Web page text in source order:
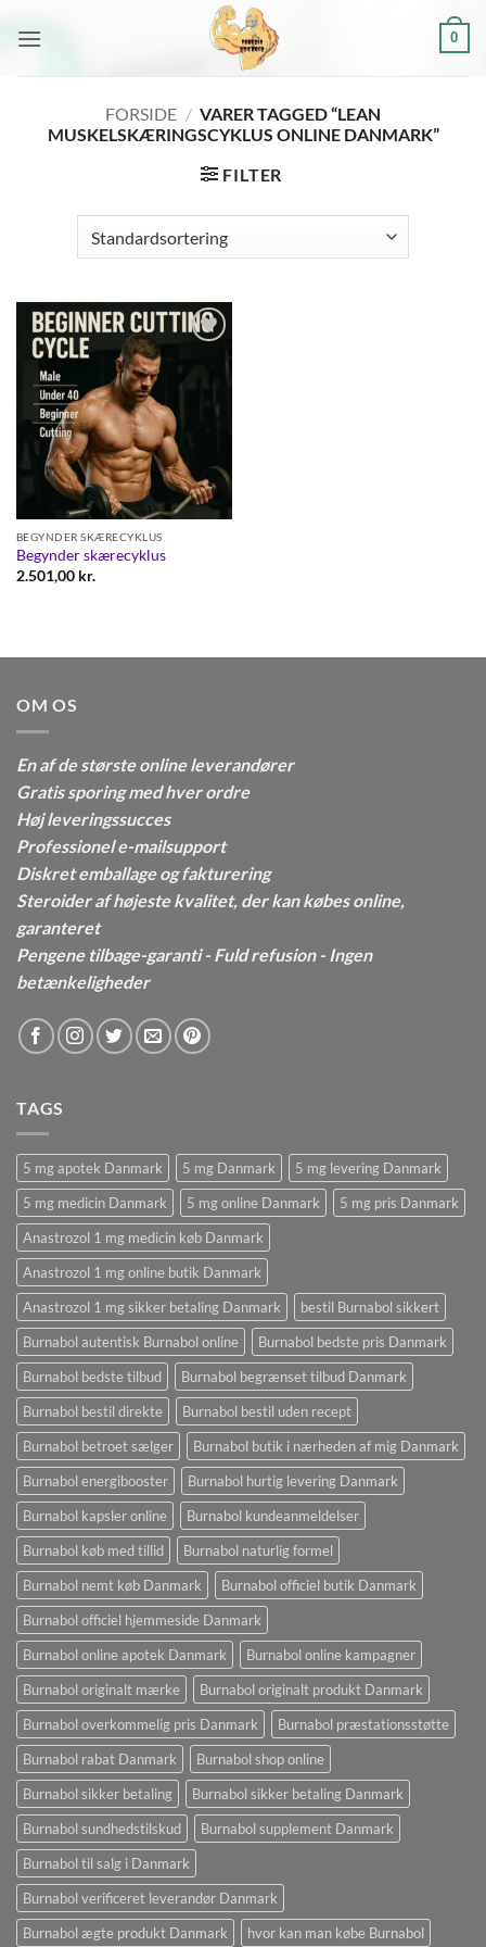
0
FORSIDE / VARER TAGGED “LEAN
MUSKELSKÆRINGSCYKLUS ONLINE DANMARK”
FILTER
BEGYNDER SKÆRECYKLUS
Begynder skærecyklus
2.501,00 kr.
OM OS
En af de største online leverandører
Gratis sporing med hver ordre
Høj leveringssucces
Professionel e-mailsupport
Diskret emballage og fakturering
Steroider af højeste kvalitet, der kan købes online,
garanteret
Pengene tilbage-garanti - Fuld refusion - Ingen
betænkeligheder
TAGS
5 mg apotek Danmark 5 mg Danmark
5 mg levering Danmark
5 mg medicin Danmark
5 mg online Danmark
5 mg pris Danmark
Anastrozol 1 mg medicin køb Danmark
Anastrozol 1 mg online butik Danmark
Anastrozol 1 mg sikker betaling Danmark
bestil Burnabol sikkert
Burnabol autentisk Burnabol online
Burnabol bedste pris Danmark
Burnabol bedste tilbud
Burnabol begrænset tilbud Danmark
Burnabol bestil direkte
Burnabol bestil uden recept
Burnabol betroet sælger
Burnabol butik i nærheden af ​​mig Danmark
Burnabol energibooster
Burnabol hurtig levering Danmark
Burnabol kapsler online
Burnabol kundeanmeldelser
Burnabol køb med tillid
Burnabol naturlig formel
Burnabol nemt køb Danmark
Burnabol officiel butik Danmark
Burnabol officiel hjemmeside Danmark
Burnabol online apotek Danmark
Burnabol online kampagner
Burnabol originalt mærke
Burnabol originalt produkt Danmark
Burnabol overkommelig pris Danmark
Burnabol præstationsstøtte
Burnabol rabat Danmark
Burnabol shop online
Burnabol sikker betaling
Burnabol sikker betaling Danmark
Burnabol sundhedstilskud
Burnabol supplement Danmark
Burnabol til salg i Danmark
Burnabol verificeret leverandør Danmark
Burnabol ægte produkt Danmark
hvor kan man købe Burnabol